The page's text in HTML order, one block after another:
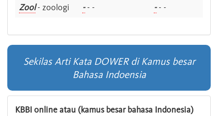
Zool- zoologi -- - -- -
Sekilas Arti Kata DOWER di Kamus besar
Bahasa Indoensia
KBBI online atau (kamus besar bahasa Indonesia)